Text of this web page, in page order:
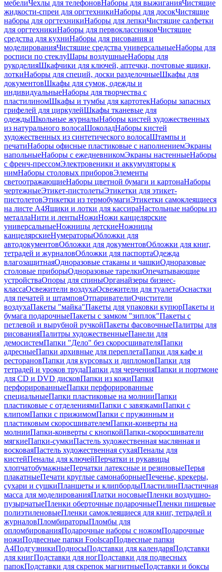
мебелиЧехлы для телефоновНаборы для выжиганияЧистящие
жидкости-спреи для оргтехникиНаборы для досокЧистящие
наборы для оргтехникиНаборы для лепкиЧистящие салфетки
для оргтехникиНаборы для первоклассниковЧистящие
средства для кухниНаборы для рисования и
моделированияЧистящие средства универсальныеНаборы для
росписи по стеклуШары воздушныеНаборы для
рукоделияШкафчики для ключей, аптечки, почтовые ящики,
лоткиНаборы для специй, доски разделочныеШкафы для
документовШкафы для сумок, одежды и
индивидуальныеНаборы для творчества с
пластилиномШкафы и тумбы для картотекНаборы запасных
грифелей для циркулейШкафы тканевые для
одеждыШкольные журналыНаборы кистей художественных
из натурального волосаШоколадНаборы кистей
художественных из синтетического волосаШтампы и
печатиНаборы офисные пластиковые с наполнениемЭкраны
напольныеНаборы с ежедневникомЭкраны настенныеНаборы
с френч-прессомЭлектровеники и аккумуляторы к
нимНаборы столовых приборовЭлементы
светоотражающиеНаборы цветной бумаги и картонаНаборы
чертежныеЭтикет-пистолетыЭтикетки для этикет-
пистолетовЭтикетки из термобумагиЭтикетки самоклеящиеся
на листе А4Ящики и лотки для кассираНастольные наборы из
металлаНити и лентыНожиНожи канцелярские
универсальныеНожницы детскиеНожницы
канцелярскиеНумераторыОбложки для
автодокументовОбложки для документовОбложки для книг,
тетрадей и журналовОбложки для паспортаОдежда
влагозащитнаяОдноразовые стаканы и чашкиОдноразовые
столовые приборыОдноразовые тарелкиОпечатывающие
устройстваОпоры для спиныОрганайзеры бизнес-
классаОсвежители воздухаОсвежители для туалетаОснастки
для печатей и штамповОтпаривателиОчистители
воздухаПакеты "майка"Пакеты для упаковки купюрПакеты и
бумага подарочныеПакеты с замком "зиплок"Пакеты с
петлевой и вырубной ручкойПакеты фасовочныеПалитры для
рисованияПалитры художественныеПанели для
демосистемПапки "Дело" без скоросшивателяПапки
адресныеПапки архивные для переплетаПапки для кафе и
ресторановПапки для курсовых и дипломовПапки для
тетрадей и уроков трудаПапки для черченияПапки и портмоне
для CD и DVD дисковПапки из кожиПапки
перфорированныеПапки перфорированные
специальныеПапки пластиковые на молнииПапки
пластиковые с отделениямиПапки с завязкамиПапки с
клипомПапки с прижимомПапки с пружинным и
пластиковым скоросшивателемПапки-конверты на
молнииПапки-конверты с кнопкойПапки-скоросшиватели
мягкиеПапки-сумкиПастель художественная маслянная и
восковаяПастель художественная сухаяПеналы для
кистейПеналы для ключейПерчатки и рукавицы
хлопчатобумажныеПерчатки латексные и резиновыеПерья
плакатныеПечати круглые самонаборныеПеченье, крекеры,
сухари и сушкиПланшеты и клипбордыПластилинПластичная
масса для моделированияПлатки носовыеПленки воздушно-
пузырчатыеПленки оберточные подарочныеПленки пищевые
полиэтиленовыеПленки самоклеящиеся для книг, тетрадей и
журналовПломбираторыПломбы для
опломбированияПодарочные наборы с ножомПодарочные
ножиПодвесные папки FoolscapПодвесные папки
А4ПодгузникиПодносыПодставки для календаряПодставки
для книгПодставки для ногПодставки для подвесных
папокПодставки для скрепок магнитныеПодставки и боксы